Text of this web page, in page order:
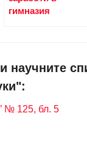
гимназия
научните
№ 125, бл. 5